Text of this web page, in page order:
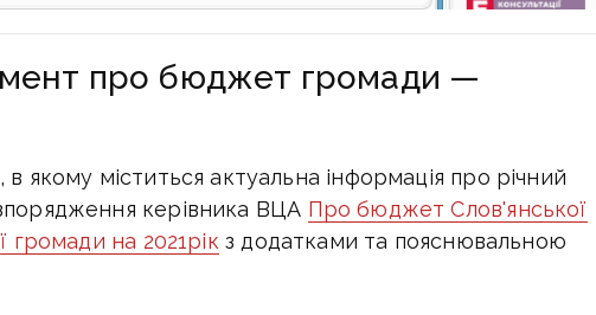
про бюджет громади —
якому міститься актуальна інформація про річний
керівника ВЦА Про бюджет Слов'янської
громади на 2021рікз додатками та пояснювальною